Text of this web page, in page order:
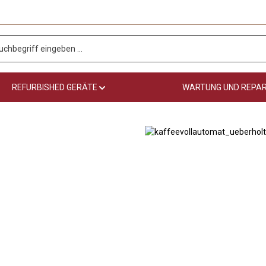
REFURBISHED GERÄTE WARTUNG UND
Refurbished Geräte zum